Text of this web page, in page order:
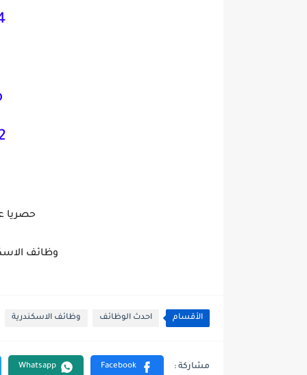
حصريا
وظائف
الأقسام احدث الوظائف وظائف الاسكندرية